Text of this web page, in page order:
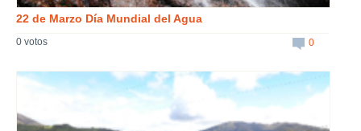
22 de Marzo Día Mundial del Agua
0 votos 0